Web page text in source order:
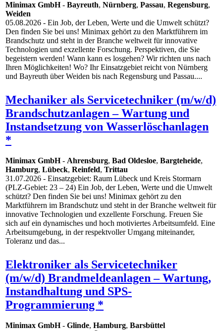
Minimax GmbH- Bayreuth, Nürnberg, Passau, Regensburg,
Weiden
05.08.2026 - Ein Job, der Leben, Werte und die Umwelt schützt?
Den finden Sie bei uns! Minimax gehört zu den Markt­führern im
Brand­schutz und steht in der Branche welt­weit für innovative
Techno­logien und exzellente Forschung. Perspektiven, die Sie
begeistern werden! Wann kann es losgehen? Wir richten uns nach
Ihren Möglichkeiten! Wo? Ihr Einsatzgebiet reicht von Nürnberg
und Bayreuth über Weiden bis nach Regensburg und Passau....
Mechaniker als Servicetechniker (m/w/d)
Brandschutzanlagen – Wartung und
Instandsetzung von Wasserlöschanlagen
*
Minimax GmbH- Ahrensburg, Bad Oldesloe, Bargteheide,
Hamburg, Lübeck, Reinfeld, Trittau
31.07.2026 - Einsatzgebiet: Raum Lübeck und Kreis Stormarn
(PLZ‑Gebiet: 23 – 24) Ein Job, der Leben, Werte und die Umwelt
schützt? Den finden Sie bei uns! Minimax gehört zu den
Marktführern im Brandschutz und steht in der Branche weltweit für
innovative Technologien und exzellente Forschung. Freuen Sie
sich auf ein dynamisches und hoch motiviertes Arbeitsumfeld. Eine
Arbeitsumgebung, in der respektvoller Umgang miteinander,
Toleranz und das...
Elektroniker als Servicetechniker
(m/w/d) Brandmeldeanlagen – Wartung,
Instandhaltung und SPS-
Programmierung *
Minimax GmbH- Glinde, Hamburg, Barsbüttel